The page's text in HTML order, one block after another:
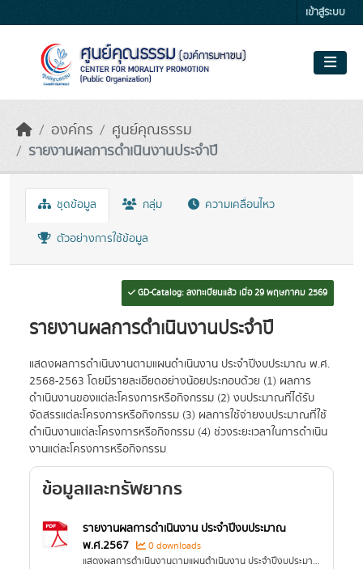
เข้าสู่ระบบ
องค์กร
ศูนย์คุณธรรม
รายงานผลการดำเนินงานประจำปี
ชุดข้อมูล กลุ่ม ความเคลื่อนไหว
ตัวอย่างการใช้ข้อมูล
GD-Catalog: ลงทะเบียนแล้ว เมื่อ 29 พฤษภาคม 2569
รายงานผลการดำเนินงานประจำปี
แสดงผลการดำเนินงานตามแผนดำเนินงาน ประจำปีงบประมาณ พ.ศ.
2568-2563 โดยมีรายละเอียดอย่างน้อยประกอบด้วย (1) ผลการ
ดำเนินงานของแต่ละโครงการหรือกิจกรรม (2) งบประมาณที่ได้รับ
จัดสรรแต่ละโครงการหรือกิจกรรม (3) ผลการใช้จ่ายงบประมาณที่ใช้
ดำเนินงานแต่ละโครงการหรือกิจกรรม (4) ช่วงระยะเวลาในการดำเนิน
งานแต่ละโครงการหรือกิจกรรม
ข้อมูลและทรัพยากร
รายงานผลการดำเนินงาน ประจำปีงบประมาณ
พ.ศ.2567
0 downloads
แสดงผลการดำเนินงานตามแผนดำเนินงาน ประจำปีงบประมาณ พ.ศ. 2568 โดยมีรายละเอียดอย่างน้อยประกอบด้วย (1) ผลการดำเนินงานของแต่ละโครงการหรือกิจกรรม (2)...